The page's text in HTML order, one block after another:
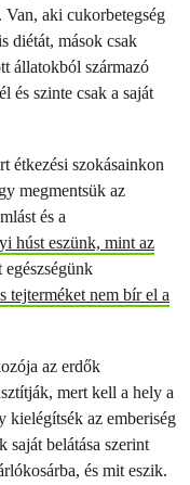
aki cukorbetegség
diétát, mások csak
állatokból származó
és szinte csak a saját
étkezési szokásainkon
megmentsük az
és a
húst eszünk, mint az
tejterméket nem bír el a
az erdők
mert kell a hely a
kielégítsék az emberiség
saját belátása szerint
és mit eszik.